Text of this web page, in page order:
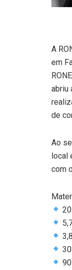
A
em
abriu
de
Ao
local
com